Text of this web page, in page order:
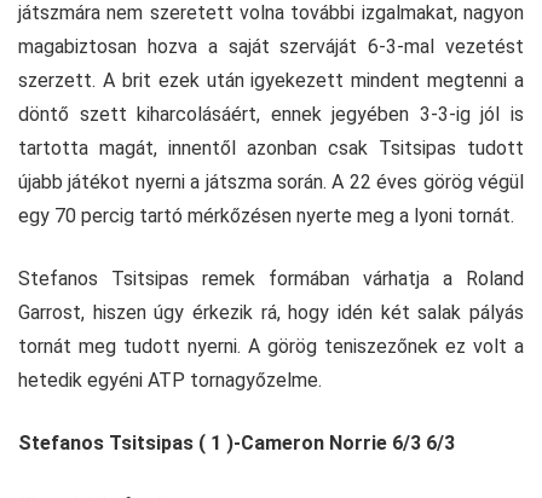
játszmára nem szeretett volna további izgalmakat, nagyon
magabiztosan hozva a saját szerváját 6-3-mal vezetést
szerzett. A brit ezek után igyekezett mindent megtenni a
döntő szett kiharcolásáért, ennek jegyében 3-3-ig jól is
tartotta magát, innentől azonban csak Tsitsipas tudott
újabb játékot nyerni a játszma során. A 22 éves görög végül
egy 70 percig tartó mérkőzésen nyerte meg a lyoni tornát.
Stefanos Tsitsipas remek formában várhatja a Roland
Garrost, hiszen úgy érkezik rá, hogy idén két salak pályás
tornát meg tudott nyerni. A görög teniszezőnek ez volt a
hetedik egyéni ATP tornagyőzelme.
Stefanos Tsitsipas ( 1 )-Cameron Norrie 6/3 6/3